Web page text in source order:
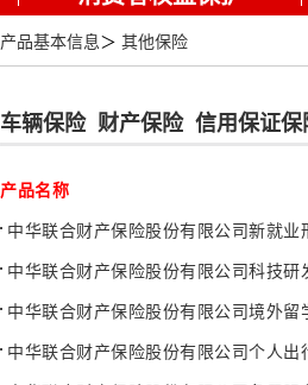
产品基本信息＞ 其他保险
车辆保险 财产保险 信用保证保
产品名称
中华联合财产保险股份有限公司新就
中华联合财产保险股份有限公司科技研
中华联合财产保险股份有限公司境外
中华联合财产保险股份有限公司个人